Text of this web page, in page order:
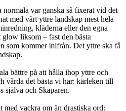
normala var ganska så fixerat vid det
med vårt yttre landskap mest hela
kläderna eller den egna
liksom – fast den bästa
som kommer inifrån. Det yttre ska få
bättre på att hålla ihop yttre och
vårda det bästa vi har: kärleken till
själva och Skaparen.
med vackra om än drastiska ord: